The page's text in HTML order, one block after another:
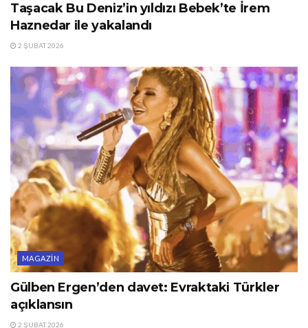
Taşacak Bu Deniz’in yıldızı Bebek’te İrem
Haznedar ile yakalandı
2 ŞUBAT 2026
MAGAZIN
Gülben Ergen’den davet: Evraktaki Türkler
açıklansın
2 ŞUBAT 2026